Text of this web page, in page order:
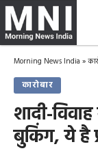
Morning News India »
कारोबार
शादी-
बुकिंग, ये है